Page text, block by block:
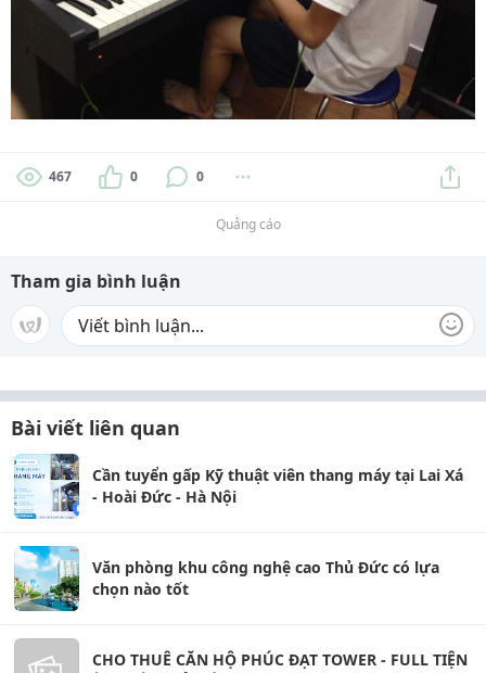
467 0 0
Quảng cáo
Tham gia bình luận
Bài viết liên quan
Cần tuyển gấp Kỹ thuật viên thang máy tại Lai Xá
- Hoài Đức - Hà Nội
Văn phòng khu công nghệ cao Thủ Đức có lựa
chọn nào tốt
CHO THUÊ CĂN HỘ PHÚC ĐẠT TOWER - FULL TIỆN